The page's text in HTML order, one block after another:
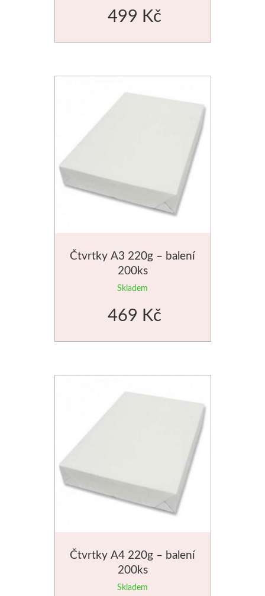
499 Kč
Čtvrtky A3 220g – balení
200ks
Skladem
469 Kč
Čtvrtky A4 220g – balení
200ks
Skladem